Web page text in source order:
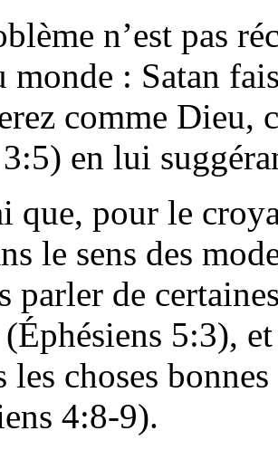
n’est pas
monde : Satan
comme Dieu,
3:5) en lui
que, pour le
le sens des
parler de
5:3),
les choses
4:8-9).